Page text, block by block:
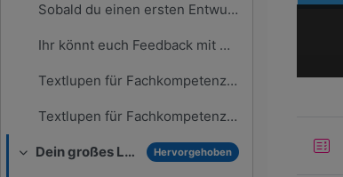
Sobald du einen ersten Entwurf für ein großes Lern...
Ihr könnt euch Feedback mit Hilfe der Textlupe geb...
Textlupen für Fachkompetenzen
Textlupen für Fachkompetenzen
Einklappen Dein großes Lernprodukt (Bewertungsbereich) Hervorgehoben